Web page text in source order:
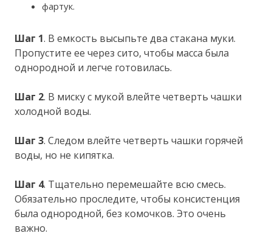
фартук.
Шаг 1. В емкость высыпьте два стакана муки.
Пропустите ее через сито, чтобы масса была
однородной и легче готовилась.
Шаг 2. В миску с мукой влейте четверть чашки
холодной воды.
Шаг 3. Следом влейте четверть чашки горячей
воды, но не кипятка.
Шаг 4. Тщательно перемешайте всю смесь.
Обязательно проследите, чтобы консистенция
была однородной, без комочков. Это очень
важно.